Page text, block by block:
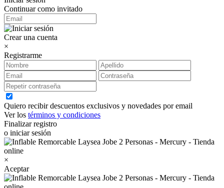
Continuar como invitado
Crear una cuenta
×
Registrarme
Quiero recibir descuentos exclusivos y novedades por email
Ver los términos y condiciones
Finalizar registro
o iniciar sesión
×
Aceptar